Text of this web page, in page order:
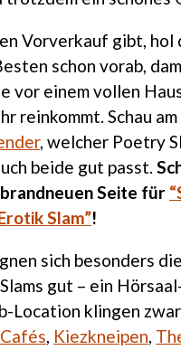
Vorverkauf gibt, hol
schon vorab,
vor einem vollen
reinkommt. Schau
, welcher Poetry
beide gut passt.
Seite für
Slam”!
sich besonders
gut – ein
Location klingen
Cafés, Kiezkneipen,